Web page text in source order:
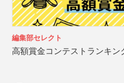
編集部セレクト
高額賞金コンテストランキン